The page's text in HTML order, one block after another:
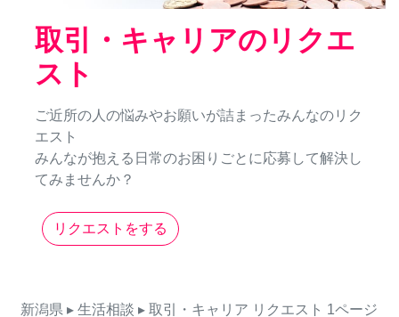
取引・キャリアのリクエ
スト
ご近所の人の悩みやお願いが詰まったみんなのリク
エスト
みんなが抱える日常のお困りごとに応募して解決し
てみませんか？
リクエストをする
新潟県 ▸ 生活相談 ▸ 取引・キャリア リクエスト 1ページ